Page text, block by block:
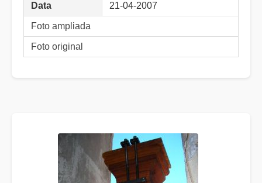
Data 21-04-2007
Foto ampliada
Foto original